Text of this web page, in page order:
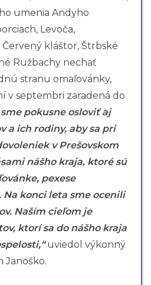
umenia Andyho
Levoča,
kláštor, Štrbské
Ružbachy nechať
stranu omaľovánky,
v septembri zaradená do
sme pokusne osloviť aj
a ich rodiny, aby sa pri
v Prešovskom
nášho kraja, ktoré sú
pexese
Na konci leta sme ocenili
Naším cieľom je
ktorí sa do nášho kraja
uviedol výkonný
Janoško.